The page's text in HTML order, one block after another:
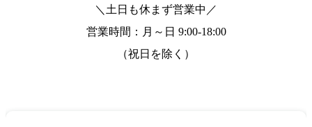
＼土日も休まず営業中／
営業時間：月～日 9:00-18:00
（祝日を除く）